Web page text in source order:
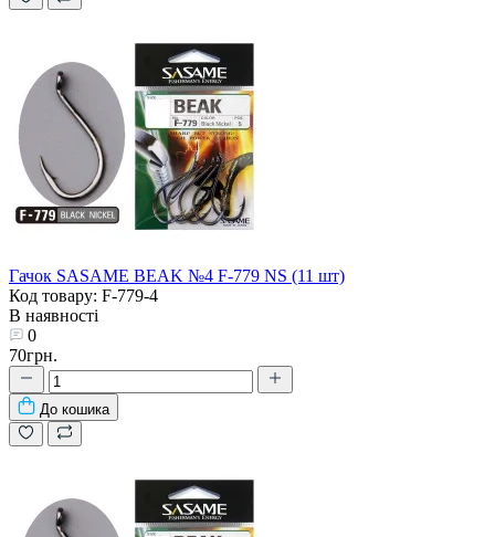
Гачок SASAME BEAK №4 F-779 NS (11 шт)
Код товару: F-779-4
В наявності
0
70грн.
До кошика